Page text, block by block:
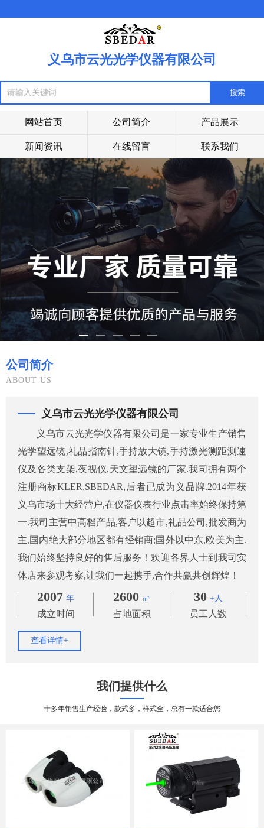
义乌市云光光学仪器有限公司
网站首页 公司简介 产品展示
新闻资讯 在线留言 联系我们
公司简介
ABOUT US
义乌市云光光学仪器有限公司
义乌市云光光学仪器有限公司是一家专业生产销售
光学望远镜,礼品指南针,手持放大镜,手持激光测距测速
仪及各类支架,夜视仪,天文望远镜的厂家.我司拥有两个
注册商标KLER,SBEDAR,后者已成为义品牌.2014年获
义乌市场十大经营户,在仪器仪表行业点击率始终保持第
一.我司主营中高档产品,客户以超市,礼品公司,批发商为
主,国内绝大部分地区都有经销商;国外以中东,欧美为主.
我们始终坚持良好的售后服务！欢迎各界人士到我司实
体店来参观考察,让我们一起携手,合作共赢共创辉煌！
2007 年
成立时间
2600 ㎡
占地面积
30 +人
员工人数
查看详情+
我们提供什么
十多年销售生产经验，款式多，样式全，总有一款适合您